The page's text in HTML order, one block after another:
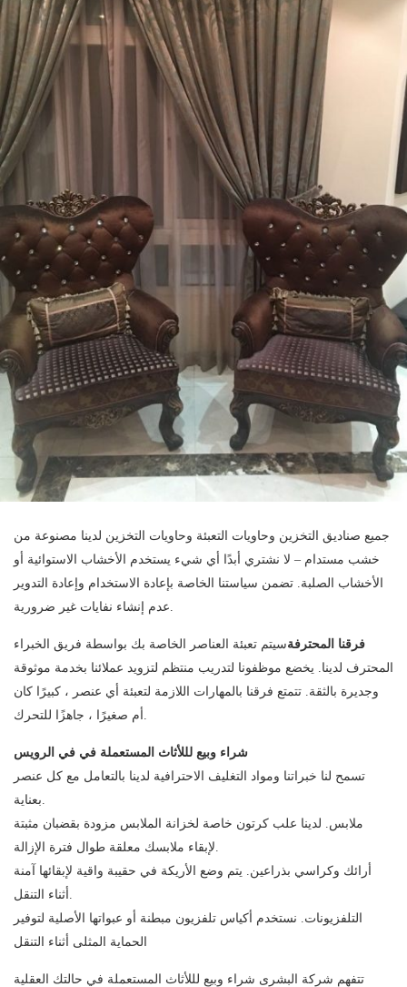
جميع صناديق التخزين وحاويات التعبئة وحاويات التخزين لدينا مصنوعة من
خشب مستدام – لا نشتري أبدًا أي شيء يستخدم الأخشاب الاستوائية أو
الأخشاب الصلبة. تضمن سياستنا الخاصة بإعادة الاستخدام وإعادة التدوير
فرقنا المحترفةسيتم تعبئة العناصر الخاصة بك بواسطة فريق الخبراء
المحترف لدينا. يخضع موظفونا لتدريب منتظم لتزويد عملائنا بخدمة موثوقة
وجديرة بالثقة. تتمتع فرقنا بالمهارات اللازمة لتعبئة أي عنصر ، كبيرًا كان
شراء وبيع لللأثاث المستعملة في في الرويس
تسمح لنا خبراتنا ومواد التغليف الاحترافية لدينا بالتعامل مع كل عنصر
ملابس. لدينا علب كرتون خاصة لخزانة الملابس مزودة بقضبان مثبتة
أرائك وكراسي بذراعين. يتم وضع الأريكة في حقيبة واقية لإبقائها آمنة
التلفزيونات. نستخدم أكياس تلفزيون مبطنة أو عبواتها الأصلية لتوفير
الحماية المثلى أثناء التنقل
تتفهم شركة البشرى شراء وبيع لللأثاث المستعملة في حالتك العقلية